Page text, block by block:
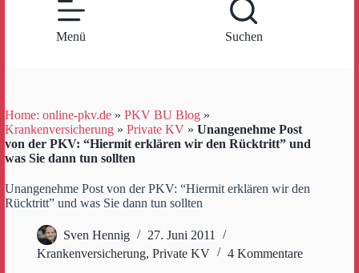
Menü Suchen
Home: online-pkv.de » PKV BU Blog »
Krankenversicherung » Private KV » Unangenehme Post
von der PKV: “Hiermit erklären wir den Rücktritt” und
was Sie dann tun sollten
Unangenehme Post von der PKV: “Hiermit erklären wir den
Rücktritt” und was Sie dann tun sollten
Sven Hennig
27. Juni 2011
Krankenversicherung, Private KV 4 Kommentare